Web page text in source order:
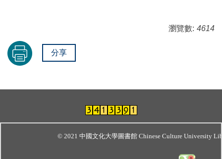
瀏覽數: 4614
分享
© 2021 中國文化大學圖書館 Chinese Culture University